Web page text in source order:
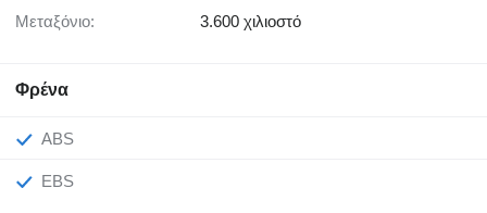
Μεταξόνιο: 3.600 χιλιοστό
Φρένα
ABS
EBS